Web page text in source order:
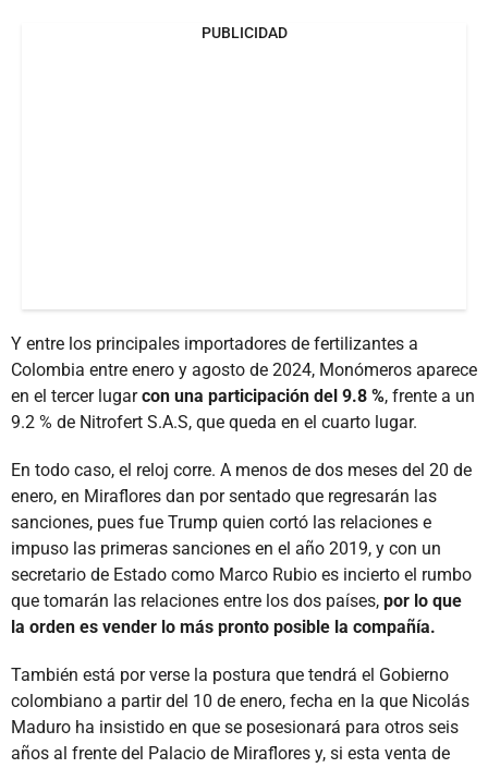
PUBLICIDAD
Y entre los principales importadores de fertilizantes a
Colombia entre enero y agosto de 2024, Monómeros aparece
en el tercer lugarcon una participación del 9.8 %, frente a un
9.2 % de Nitrofert S.A.S, que queda en el cuarto lugar.
En todo caso, el reloj corre. A menos de dos meses del 20 de
enero, en Miraflores dan por sentado que regresarán las
sanciones, pues fue Trump quien cortó las relaciones e
impuso las primeras sanciones en el año 2019, y con un
secretario de Estado como Marco Rubio es incierto el rumbo
que tomarán las relaciones entre los dos países, por lo que
la orden es vender lo más pronto posible la compañía.
También está por verse la postura que tendrá el Gobierno
colombiano a partir del 10 de enero, fecha en la que Nicolás
Maduro ha insistido en que se posesionará para otros seis
años al frente del Palacio de Miraflores y, si esta venta de